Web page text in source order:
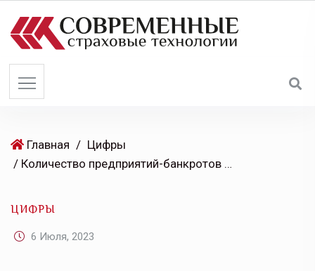
Главная / Цифры
/ Количество предприятий-банкротов в России сократилось на 40%
ЦИФРЫ
6 Июля, 2023